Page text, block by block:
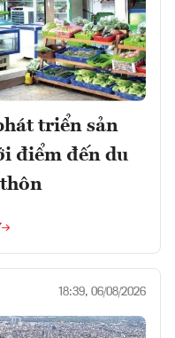
triển sản
điểm đến du
18:39, 06/08/2026